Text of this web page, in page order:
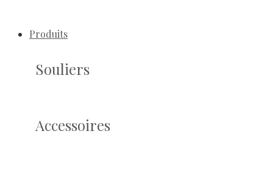
Produits
Souliers
Accessoires